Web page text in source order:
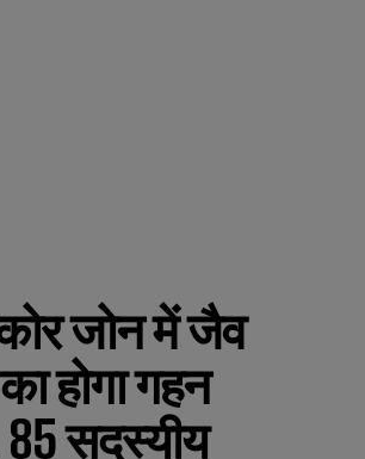
जोन में जैव
होगा गहन
सदस्यीय